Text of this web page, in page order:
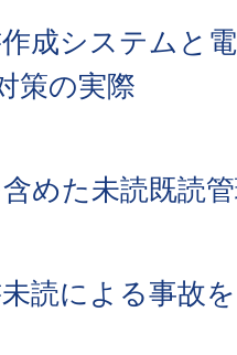
成システムと
策の実際
めた未読既読
読による事故